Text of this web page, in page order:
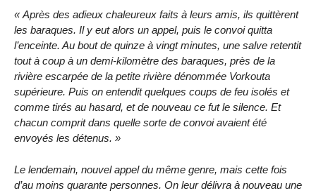
« Après des adieux chaleureux faits à leurs amis, ils quittèrent
les baraques. Il y eut alors un appel, puis le convoi quitta
l’enceinte. Au bout de quinze à vingt minutes, une salve retentit
tout à coup à un demi-kilomètre des baraques, près de la
rivière escarpée de la petite rivière dénommée Vorkouta
supérieure. Puis on entendit quelques coups de feu isolés et
comme tirés au hasard, et de nouveau ce fut le silence. Et
chacun comprit dans quelle sorte de convoi avaient été
envoyés les détenus. »
Le lendemain, nouvel appel du même genre, mais cette fois
d’au moins quarante personnes. On leur délivra à nouveau une